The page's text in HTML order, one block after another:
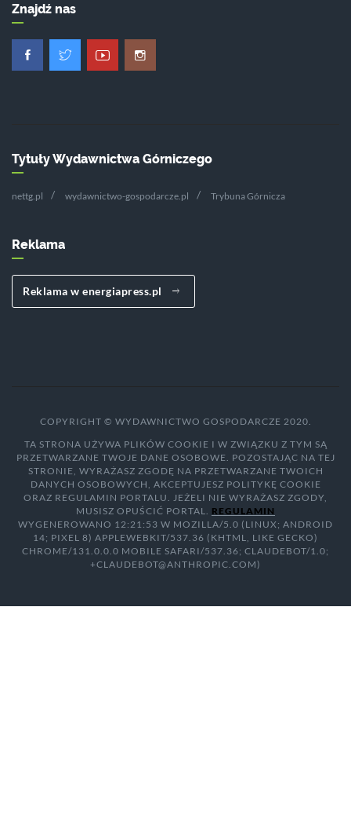
Znajdź nas
Tytuły Wydawnictwa Górniczego
nettg.pl wydawnictwo-gospodarcze.pl Trybuna Górnicza
Reklama
Reklama w energiapress.pl
COPYRIGHT © WYDAWNICTWO GOSPODARCZE 2020.
TA STRONA UŻYWA PLIKÓW COOKIE I W ZWIĄZKU Z TYM SĄ
PRZETWARZANE TWOJE DANE OSOBOWE. POZOSTAJĄC NA TEJ
STRONIE, WYRAŻASZ ZGODĘ NA PRZETWARZANE TWOICH
DANYCH OSOBOWYCH, AKCEPTUJESZ POLITYKĘ COOKIE
ORAZ REGULAMIN PORTALU. JEŻELI NIE WYRAŻASZ ZGODY,
MUSISZ OPUŚCIĆ PORTAL. REGULAMIN
WYGENEROWANO 12:21:53 W MOZILLA/5.0 (LINUX; ANDROID
14; PIXEL 8) APPLEWEBKIT/537.36 (KHTML, LIKE GECKO)
CHROME/131.0.0.0 MOBILE SAFARI/537.36; CLAUDEBOT/1.0;
+CLAUDEBOT@ANTHROPIC.COM)